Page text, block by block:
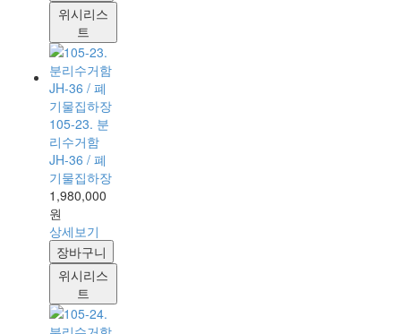
위시리스
트
105-23. 분
리수거함
JH-36 / 폐
기물집하장
1,980,000
원
상세보기
장바구니
위시리스
트